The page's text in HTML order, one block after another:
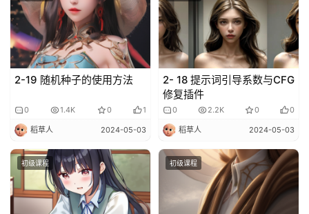
2-19 随机种子的使用方法
0 1.4K 0 1
稻草人 2024-05-03
2- 18 提示词引导系数与CFG
修复插件
0 2.2K 0 0
稻草人 2024-05-03
初级课程 初级课程